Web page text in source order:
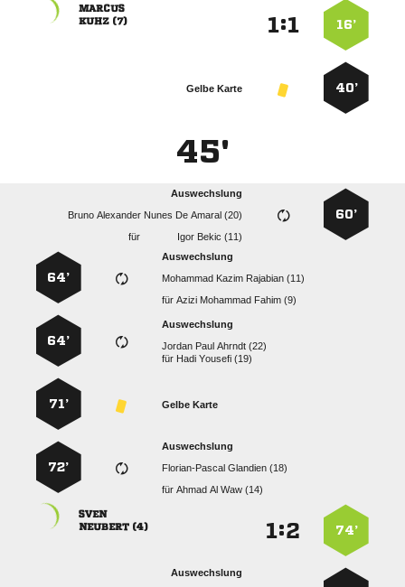
16’
:

 
40’
Gelbe Karte
45'
60’
Auswechslung
     
für
  
Auswechslung
   
für   
64’
Auswechslung
   
für   
64’
Gelbe Karte
71’
Auswechslung
  
für   
72’
74’
:

 
Auswechslung